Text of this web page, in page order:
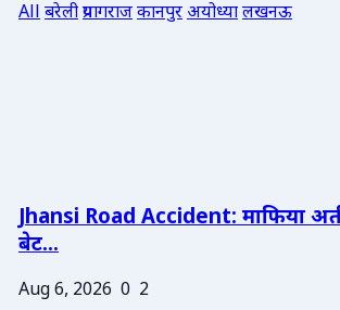
Allबरेलीप्रयागराजकानपुरअयोध्यालखनऊ
Jhansi Road Accident: माफिया
बेट...
Aug 6, 2026 0 2